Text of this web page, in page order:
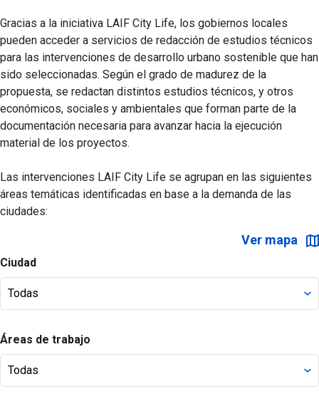
Gracias a la iniciativa LAIF City Life, los gobiernos locales
pueden acceder a servicios de redacción de estudios técnicos
para las intervenciones de desarrollo urbano sostenible que han
sido seleccionadas. Según el grado de madurez de la
propuesta, se redactan distintos estudios técnicos, y otros
económicos, sociales y ambientales que forman parte de la
documentación necesaria para avanzar hacia la ejecución
material de los proyectos.
Las intervenciones LAIF City Life se agrupan en las siguientes
áreas temáticas identificadas en base a la demanda de las
ciudades:
Ciudad
Áreas de trabajo
Ver mapa